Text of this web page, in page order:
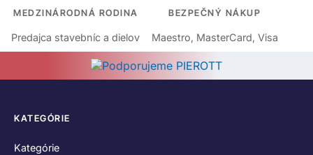
MEDZINÁRODNÁ RODINA
Predajca stavebníc a dielov
BEZPEČNÝ NÁKUP
Maestro, MasterCard, Visa
KATEGÓRIE
Kategórie